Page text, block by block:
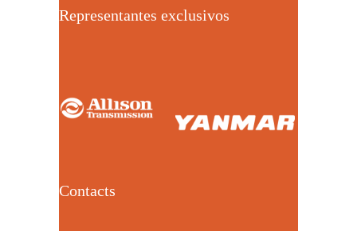
Representantes exclusivos
Contacts